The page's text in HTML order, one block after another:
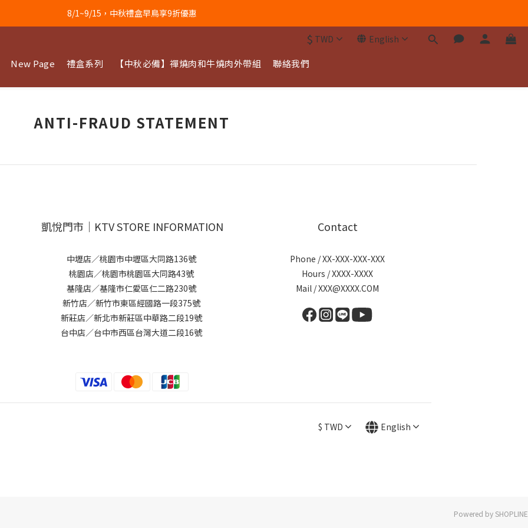
8/1~9/15，中秋禮盒早鳥享9折優惠
$ TWD English
New Page 禮盒系列 【中秋必備】禪燒肉和牛燒肉外帶組 聯絡我們
ANTI-FRAUD STATEMENT
凱悅門市｜KTV STORE INFORMATION
中壢店／桃園市中壢區大同路136號
桃園店／桃園市桃園區大同路43號
基隆店／基隆市仁愛區仁二路230號
新竹店／新竹市東區經國路一段375號
新莊店／新北市新莊區中華路二段19號
台中店／台中市西區台灣大道二段16號
Contact
Phone / XX-XXX-XXX-XXX
Hours / XXXX-XXXX
Mail / XXX@XXXX.COM
$ TWD English
Powered by SHOPLINE